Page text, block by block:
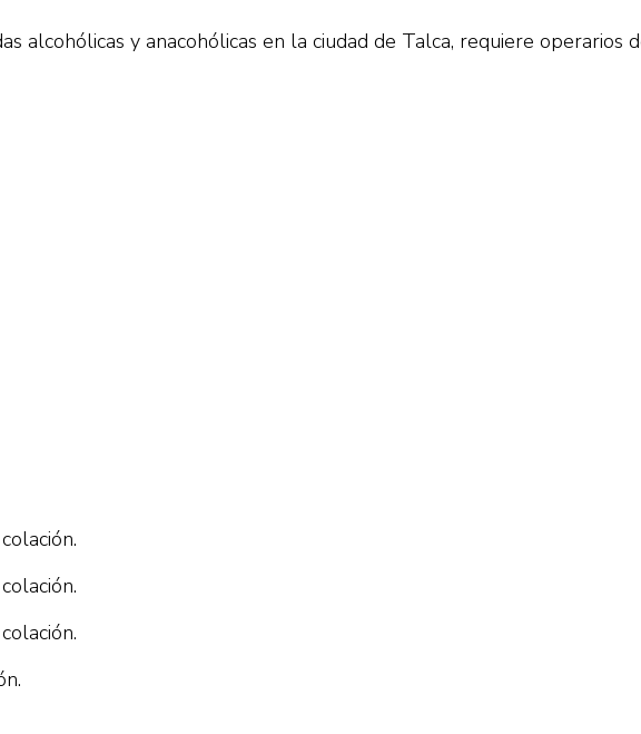
alcohólicas y anacohólicas en la ciudad de Talca, requiere operarios